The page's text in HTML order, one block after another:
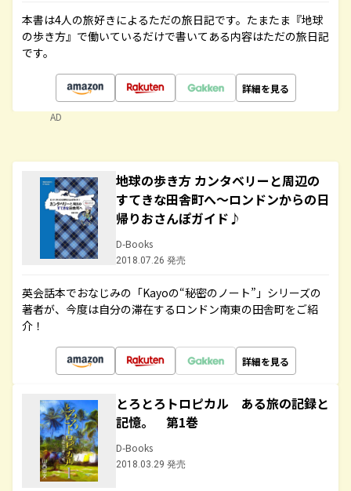
本書は4人の旅好きによるただの旅日記です。たまたま『地球
の歩き方』で働いているだけで書いてある内容はただの旅日記
です。
詳細を見る
AD
地球の歩き方 カンタベリーと周辺の
すてきな田舎町へ～ロンドンからの日
帰りおさんぽガイド♪
D-Books
2018.07.26 発売
英会話本でおなじみの「Kayoの“秘密のノート”」シリーズの
著者が、今度は自分の滞在するロンドン南東の田舎町をご紹
介！
詳細を見る
とろとろトロピカル ある旅の記録と
記憶。 第1巻
D-Books
2018.03.29 発売